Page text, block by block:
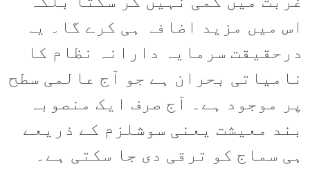
اس میں مزید اضافہ ہی کرے گا۔ یہ
درحقیقت سرمایہ دارانہ نظام کا
نامیاتی بحران ہے جو آج عالمی سطح
پر موجود ہے۔ آج صرف ایک منصوبہ
بند معیشت یعنی سوشلزم کے ذریعے
ہی سماج کو ترقی دی جا سکتی ہے۔